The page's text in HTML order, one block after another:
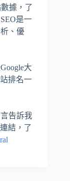
據，了
是一
、優
大
排名一
告訴我
結，了